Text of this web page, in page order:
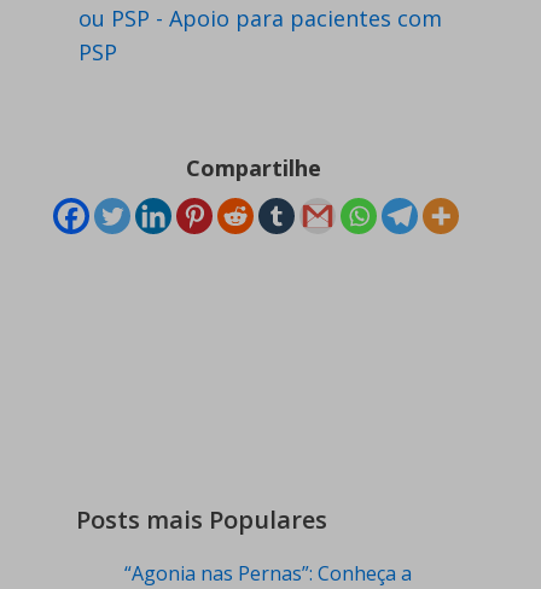
ou PSP - Apoio para pacientes com
PSP
Compartilhe
Posts mais Populares
“Agonia nas Pernas”: Conheça a